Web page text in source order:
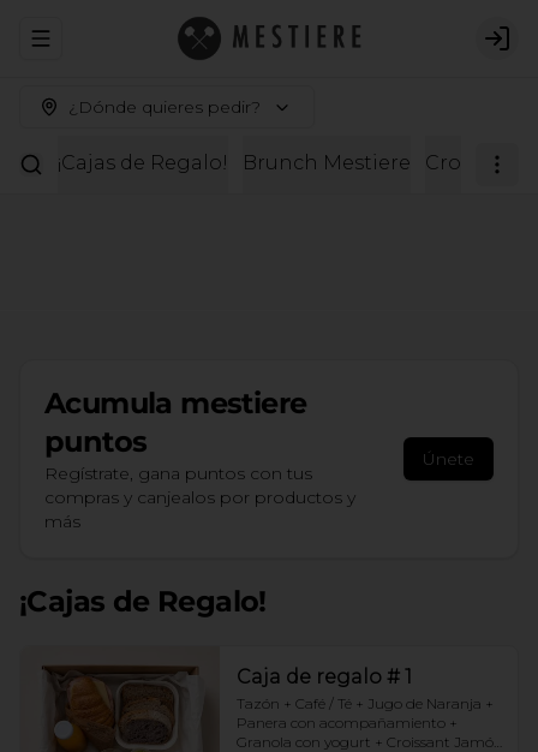
Abrir menu de navegación
¿Dónde quieres pedir?
¡Cajas de Regalo! Brunch Mestiere
Acumula mestiere
puntos
Regístrate, gana puntos con tus
compras y canjealos por productos y
más
Únete
¡Cajas de Regalo!
Caja de regalo # 1
Tazón + Café / Té + Jugo de Naranja +
Panera con acompañamiento +
Granola con yogurt + Croissant Jamón